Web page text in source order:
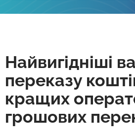
Найвигідніші
переказу
кращих
грошових